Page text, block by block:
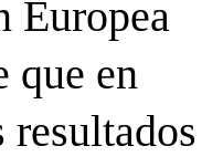
Europea
que en